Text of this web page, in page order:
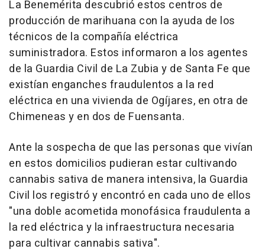
La Benemérita descubrió estos centros de
producción de marihuana con la ayuda de los
técnicos de la compañía eléctrica
suministradora. Estos informaron a los agentes
de la Guardia Civil de La Zubia y de Santa Fe que
existían enganches fraudulentos a la red
eléctrica en una vivienda de Ogíjares, en otra de
Chimeneas y en dos de Fuensanta.
Ante la sospecha de que las personas que vivían
en estos domicilios pudieran estar cultivando
cannabis sativa de manera intensiva, la Guardia
Civil los registró y encontró en cada uno de ellos
"una doble acometida monofásica fraudulenta a
la red eléctrica y la infraestructura necesaria
para cultivar cannabis sativa".